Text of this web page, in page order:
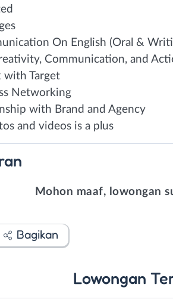
On English (Oral &
Communication, and
with Target
Networking
with Brand and Agency
and videos is a plus
Mohon maaf, lowongan
Bagikan
Lowongan